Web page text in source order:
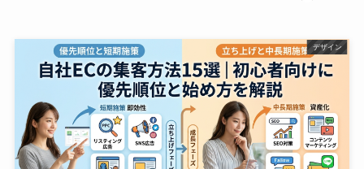
デザイン